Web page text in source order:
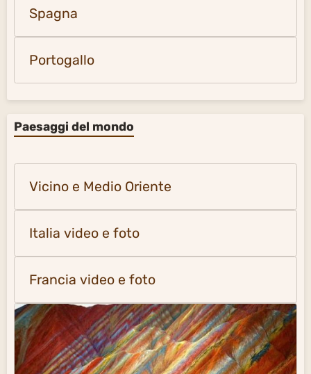
Spagna
Portogallo
Paesaggi del mondo
Vicino e Medio Oriente
Italia video e foto
Francia video e foto